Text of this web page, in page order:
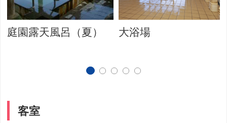
庭園露天風呂（夏） 大浴場
客室